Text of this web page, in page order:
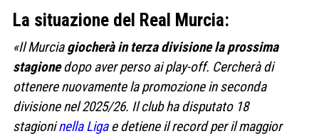
La situazione del Real Murcia:
«Il Murciagiocherà in terza divisione la prossima
stagionedopo aver perso ai play-off. Cercherà di
ottenere nuovamente la promozione in seconda
divisione nel 2025/26. Il club ha disputato 18
stagioninella Ligae detiene il record per il maggior